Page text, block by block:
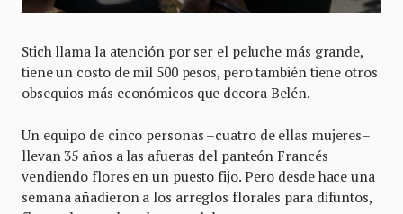
Stich llama la atención por ser el peluche más grande,
tiene un costo de mil 500 pesos, pero también tiene otros
obsequios más económicos que decora Belén.
Un equipo de cinco personas –cuatro de ellas mujeres–
llevan 35 años a las afueras del panteón Francés
vendiendo flores en un puesto fijo. Pero desde hace una
semana añadieron a los arreglos florales para difuntos,